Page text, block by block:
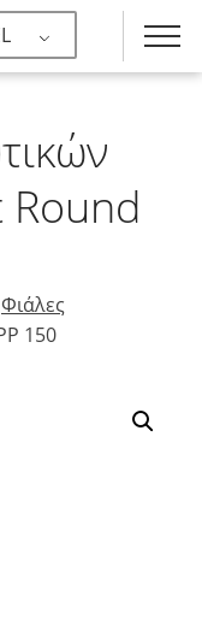
Round
Φιάλες
150